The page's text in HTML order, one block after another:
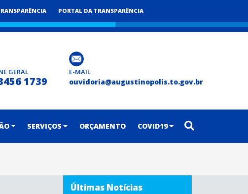
PORTAL DA TRANSPARÊNCIA
GERAL
1739
E-MAIL
ouvidoria@augustinopolis.to.gov.br
SERVIÇOS ORÇAMENTO COVID19
Últimas Notícias